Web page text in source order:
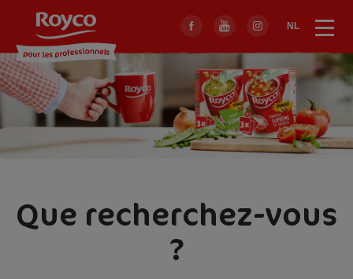
main
navigation
NL Menu
Sluit
menu
Que recherchez-vous
?